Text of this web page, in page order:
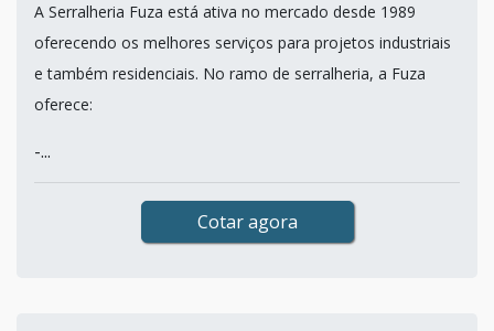
A Serralheria Fuza está ativa no mercado desde 1989
oferecendo os melhores serviços para projetos industriais
e também residenciais. No ramo de serralheria, a Fuza
oferece:
-...
Cotar agora